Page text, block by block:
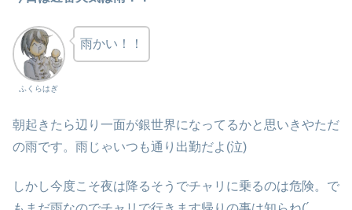
ふくらはぎ
雨かい！！
朝起きたら辺り一面が銀世界になってるかと思いきやただ
の雨です。雨じゃいつも通り出勤だよ(泣)
しかし今度こそ夜は降るそうでチャリに乗るのは危険。で